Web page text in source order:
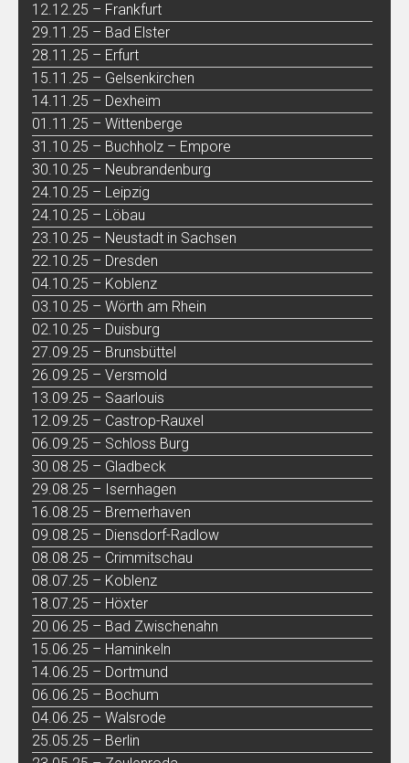
12.12.25 – Frankfurt
29.11.25 – Bad Elster
28.11.25 – Erfurt
15.11.25 – Gelsenkirchen
14.11.25 – Dexheim
01.11.25 – Wittenberge
31.10.25 – Buchholz – Empore
30.10.25 – Neubrandenburg
24.10.25 – Leipzig
24.10.25 – Löbau
23.10.25 – Neustadt in Sachsen
22.10.25 – Dresden
04.10.25 – Koblenz
03.10.25 – Wörth am Rhein
02.10.25 – Duisburg
27.09.25 – Brunsbüttel
26.09.25 – Versmold
13.09.25 – Saarlouis
12.09.25 – Castrop-Rauxel
06.09.25 – Schloss Burg
30.08.25 – Gladbeck
29.08.25 – Isernhagen
16.08.25 – Bremerhaven
09.08.25 – Diensdorf-Radlow
08.08.25 – Crimmitschau
08.07.25 – Koblenz
18.07.25 – Höxter
20.06.25 – Bad Zwischenahn
15.06.25 – Haminkeln
14.06.25 – Dortmund
06.06.25 – Bochum
04.06.25 – Walsrode
25.05.25 – Berlin